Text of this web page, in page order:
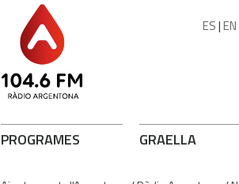
ES|EN
PROGRAMES GRAELLA